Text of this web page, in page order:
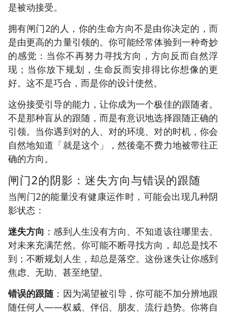
是被动接受。
拥有闸门2的人，你的生命方向不是由你决定的，而
是由更高的力量引领的。你可能经常体验到一种奇妙
的感觉：当你不再努力寻找方向，方向反而自然浮
现；当你放下规划，生命反而安排得比你想像的更
好。这不是巧合，而是你的设计使然。
这份接受引导的能力，让你成为一个极佳的跟随者。
不是那种盲从的跟随，而是有意识地选择跟随正确的
引领。当你遇到对的人、对的环境、对的时机，你会
自然地知道「就是这个」，然後毫不费力地被带往正
确的方向。
闸门2的阴影：迷失方向与错误的跟随
当闸门2的能量没有健康运作时，可能会出现几种阴
影状态：
迷失方向 ：感到人生没有方向、不知道该往哪里去、
对未来充满茫然。你可能不断寻找方向，却总是找不
到；不断规划人生，却总是落空。这份迷失让你感到
焦虑、无助、甚至绝望。
错误的跟随：因为渴望被引导，你可能不加分辨地跟
随任何人——权威、伴侣、朋友、流行趋势。你将自